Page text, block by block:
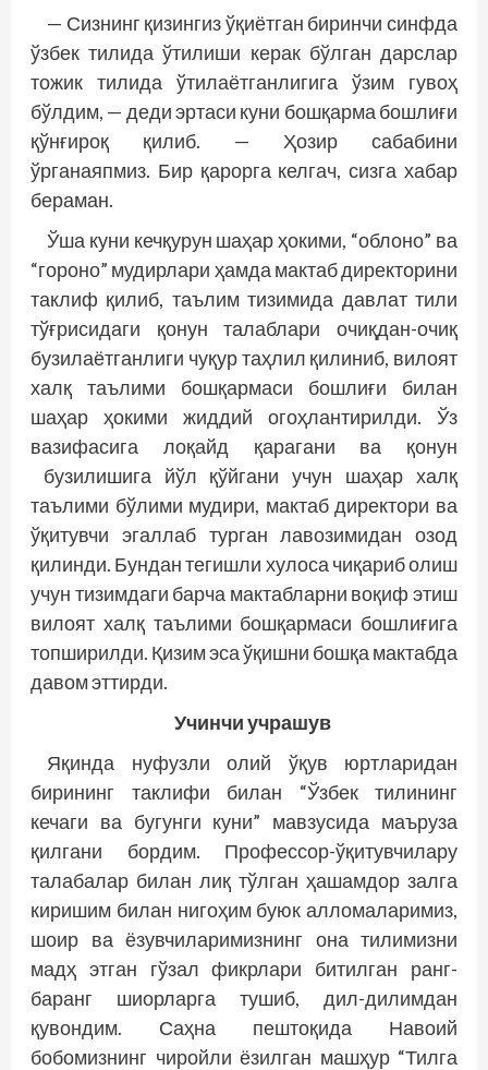
— Сизнинг қизингиз ўқиётган биринчи синф­­да
ўзбек тилида ўтилиши керак бўлган дарслар
тожик тилида ўтилаётганлигига ўзим гувоҳ
бўлдим, — деди эртаси куни бошқарма бошлиғи
қўнғироқ қилиб. — Ҳозир сабабини
ўрганаяпмиз. Бир қарорга келгач, сизга хабар
бераман.
Ўша куни кечқурун шаҳар ҳокими, “облоно” ва
“гороно” мудирлари ҳамда мактаб директорини
таклиф қилиб, таълим тизимида давлат тили
тўғрисидаги қонун талаблари очиқдан-­очиқ
бузилаётганлиги чуқур таҳлил қилиниб, вилоят
халқ таълими бошқармаси бошлиғи билан
шаҳар ҳокими жиддий огоҳлантирилди. Ўз
вазифасига лоқайд қарагани ва қонун
бузилишига йўл қўйгани учун шаҳар халқ
таълими бўлими мудири, мактаб директори ва
ўқитувчи эгаллаб турган лавозимидан озод
қилинди. Бундан тегишли хулоса чиқариб олиш
учун тизимдаги барча мактабларни воқиф этиш
вилоят халқ таълими бошқармаси бошлиғига
топширилди. Қизим эса ўқишни бошқа мактабда
давом эттирди.
Учинчи учрашув
Яқинда нуфузли олий ўқув юртларидан
бирининг таклифи билан “Ўзбек тилининг
кечаги ва бугунги куни” мавзусида маъруза
қилгани бордим. Профессор-ўқитувчилару
талабалар билан лиқ тўлган ҳашамдор залга
киришим билан нигоҳим буюк алломаларимиз,
шоир ва ёзувчиларимизнинг она тилимизни
мадҳ этган гўзал фикрлари битилган ранг-
баранг шиорларга тушиб, дил-дилимдан
қувондим. Саҳна пештоқида Навоий
бобомизнинг чиройли ёзилган машҳур “Тилга